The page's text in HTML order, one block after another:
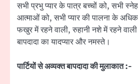
सभी प्रभु प्यार के पात्र बच्चों को, सभी
आत्माओं को, सभी प्यार की पालना के
फखुर में रहने वाली, रुहानी नशे में रहने
बापदादा का यादप्यार और नमस्ते।
पार्टियों से अव्यक्त बापदादा की मुलाकात :-